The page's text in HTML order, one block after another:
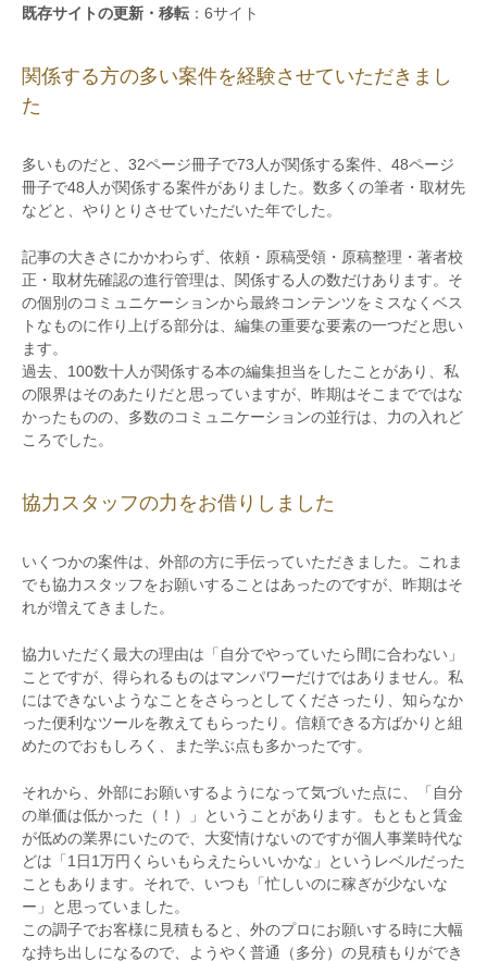
既存サイトの更新・移転 ：6サイト
関係する方の多い案件を経験させていただきまし
た
多いものだと、32ページ冊子で73人が関係する案件、48ページ
冊子で48人が関係する案件がありました。数多くの筆者・取材先
などと、やりとりさせていただいた年でした。
記事の大きさにかかわらず、依頼・原稿受領・原稿整理・著者校
正・取材先確認の進行管理は、関係する人の数だけあります。そ
の個別のコミュニケーションから最終コンテンツをミスなくベス
トなものに作り上げる部分は、編集の重要な要素の一つだと思い
ます。
過去、100数十人が関係する本の編集担当をしたことがあり、私
の限界はそのあたりだと思っていますが、昨期はそこまでではな
かったものの、多数のコミュニケーションの並行は、力の入れど
ころでした。
協力スタッフの力をお借りしました
いくつかの案件は、外部の方に手伝っていただきました。これま
でも協力スタッフをお願いすることはあったのですが、昨期はそ
れが増えてきました。
協力いただく最大の理由は「自分でやっていたら間に合わない」
ことですが、得られるものはマンパワーだけではありません。私
にはできないようなことをさらっとしてくださったり、知らなか
った便利なツールを教えてもらったり。信頼できる方ばかりと組
めたのでおもしろく、また学ぶ点も多かったです。
それから、外部にお願いするようになって気づいた点に、「自分
の単価は低かった（！）」ということがあります。もともと賃金
が低めの業界にいたので、大変情けないのですが個人事業時代な
どは「1日1万円くらいもらえたらいいかな」というレベルだった
こともあります。それで、いつも「忙しいのに稼ぎが少ないな
ー」と思っていました。
この調子でお客様に見積もると、外のプロにお願いする時に大幅
な持ち出しになるので、ようやく普通（多分）の見積もりができ